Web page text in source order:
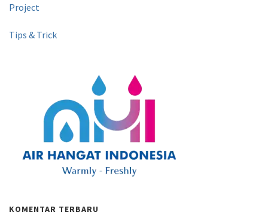
Project
Tips & Trick
KOMENTAR TERBARU